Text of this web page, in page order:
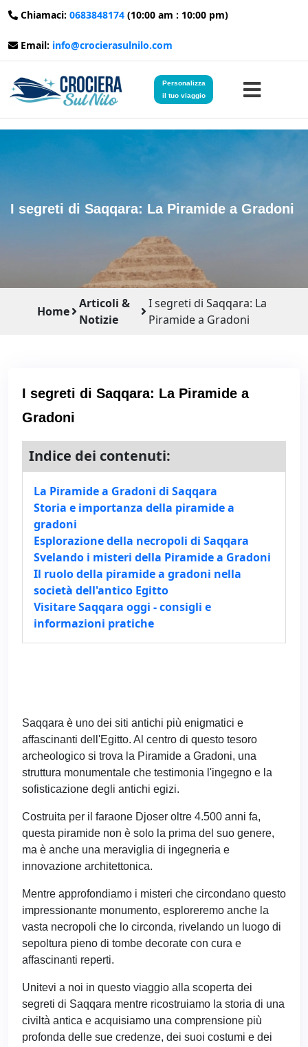
Chiamaci: 0683848174 (10:00 am : 10:00 pm)
Email: info@crocierasulnilo.com
Personalizza
il tuo viaggio
Crociere sul Nilo
Viaggi in Giordania
I segreti di Saqqara: La Piramide a Gradoni ‍
Home
Articoli &
Notizie
I segreti di Saqqara: La
Piramide a Gradoni ‍
I segreti di Saqqara: La Piramide a
Gradoni ‍
Indice dei contenuti:
La Piramide a Gradoni di Saqqara
Storia e importanza della piramide a
gradoni
Esplorazione della necropoli di Saqqara
Svelando i misteri della Piramide a Gradoni
Il ruolo della piramide a gradoni nella
società dell'antico Egitto
Visitare Saqqara oggi - consigli e
informazioni pratiche
Saqqara è uno dei siti antichi più enigmatici e
affascinanti dell'Egitto. Al centro di questo tesoro
archeologico si trova la Piramide a Gradoni, una
struttura monumentale che testimonia l'ingegno e la
sofisticazione degli antichi egizi.
Costruita per il faraone Djoser oltre 4.500 anni fa,
questa piramide non è solo la prima del suo genere,
ma è anche una meraviglia di ingegneria e
innovazione architettonica.
Mentre approfondiamo i misteri che circondano questo
impressionante monumento, esploreremo anche la
vasta necropoli che lo circonda, rivelando un luogo di
sepoltura pieno di tombe decorate con cura e
affascinanti reperti.
Unitevi a noi in questo viaggio alla scoperta dei
segreti di Saqqara mentre ricostruiamo la storia di una
civiltà antica e acquisiamo una comprensione più
profonda delle sue credenze, dei suoi costumi e dei